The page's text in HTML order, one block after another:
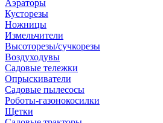
Аэраторы
Кусторезы
Ножницы
Измельчители
Высоторезы/сучкорезы
Воздуходувы
Садовые тележки
Опрыскиватели
Садовые пылесосы
Роботы-газонокосилки
Щетки